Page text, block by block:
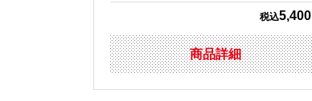
税込5,400
商品詳細